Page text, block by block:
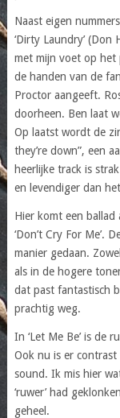
Naast eigen
‘Dirty Laundry’
met mijn voet op het
de handen van de
Proctor aangeeft.
doorheen. Ben laat
Op laatst wordt de
they’re down”, een
heerlijke track is
en levendiger dan
Hier komt een
‘Don’t Cry For Me’.
manier gedaan.
als in de hogere
dat past fantastisch
prachtig weg.
In ‘Let Me Be’ is de
Ook nu is er
sound. Ik mis hier
‘ruwer’ had
geheel.